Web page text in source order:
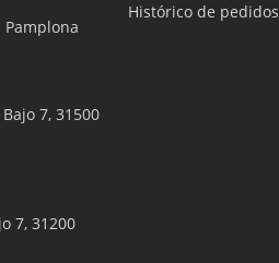
Pamplona
7, 31500
7, 31200
Histórico de pedidos